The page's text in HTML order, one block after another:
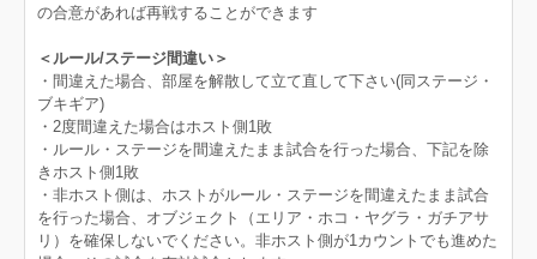
の合意があれば再戦することができます
＜ルール/ステージ間違い＞
・間違えた場合、部屋を解散して立て直して下さい(同ステージ・
ブキギア)
・2度間違えた場合はホスト側1敗
・ルール・ステージを間違えたまま試合を行った場合、下記を除
きホスト側1敗
・非ホスト側は、ホストがルール・ステージを間違えたまま試合
を行った場合、オブジェクト（エリア・ホコ・ヤグラ・ガチアサ
リ）を確保しないでください。非ホスト側が1カウントでも進めた